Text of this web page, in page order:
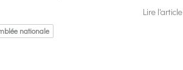
Lire l'article
nationale